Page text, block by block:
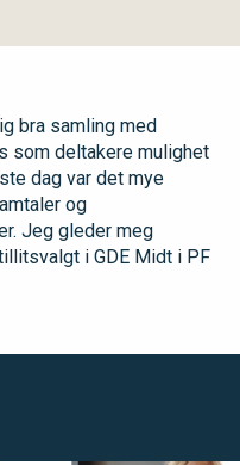
bra samling med
som deltakere mulighet
dag var det mye
og
Jeg gleder meg
i GDE Midt i PF